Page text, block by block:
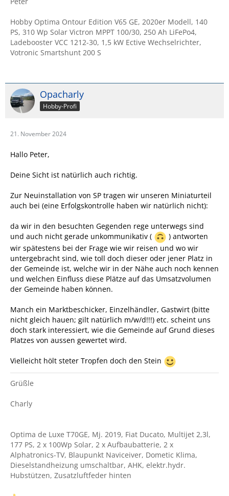
Hobby Optima Ontour Edition V65 GE, 2020er Modell, 140
PS, 310 Wp Solar Victron MPPT 100/30, 250 Ah LiFePo4,
Ladebooster VCC 1212-30, 1,5 kW Ective Wechselrichter,
Votronic Smartshunt 200 S
Opacharly
Hobby-Profi
21. November 2024
Hallo Peter,
Deine Sicht ist natürlich auch richtig.
Zur Neuinstallation von SP tragen wir unseren Miniaturteil
auch bei (eine Erfolgskontrolle haben wir natürlich nicht):
da wir in den besuchten Gegenden rege unterwegs sind
und auch nicht gerade unkommunikativ (
) antworten
wir spätestens bei der Frage wie wir reisen und wo wir
untergebracht sind, wie toll doch dieser oder jener Platz in
der Gemeinde ist, welche wir in der Nähe auch noch kennen
und welchen Einfluss diese Plätze auf das Umsatzvolumen
der Gemeinde haben können.
Manch ein Marktbeschicker, Einzelhändler, Gastwirt (bitte
nicht gleich hauen; gilt natürlich m/w/d!!!) etc. scheint uns
doch stark interessiert, wie die Gemeinde auf Grund dieses
Platzes von aussen gewertet wird.
Vielleicht hölt steter Tropfen doch den Stein
Grüßle
Charly
Optima de Luxe T70GE, Mj. 2019, Fiat Ducato, Multijet 2,3l,
177 PS, 2 x 100Wp Solar, 2 x Aufbaubatterie, 2 x
Alphatronics-TV, Blaupunkt Naviceiver, Dometic Klima,
Dieselstandheizung umschaltbar, AHK, elektr.hydr.
Hubstützen, Zusatzluftfeder hinten